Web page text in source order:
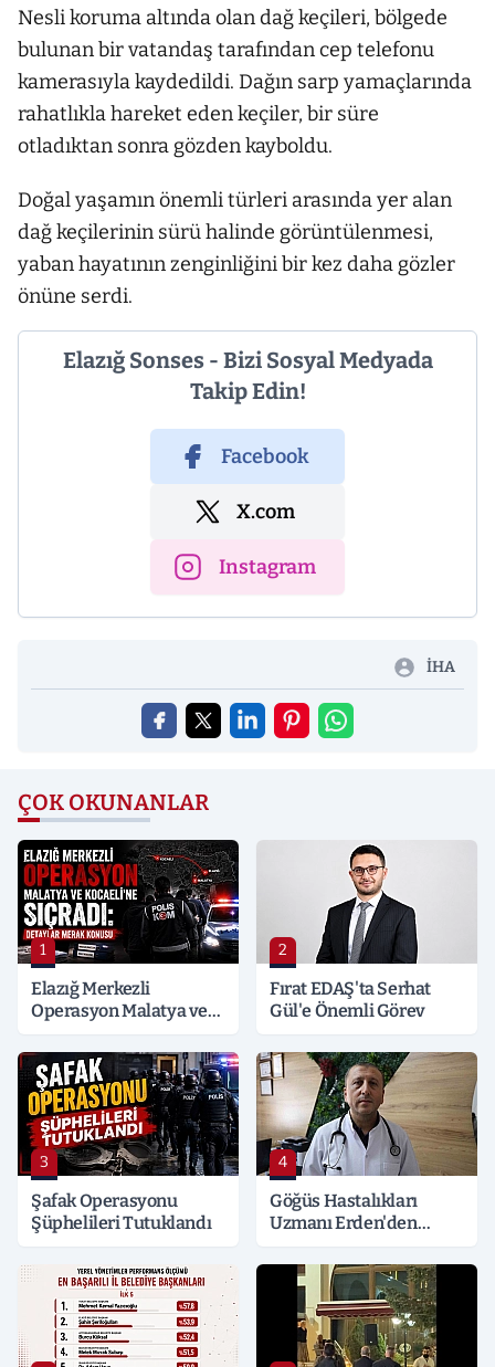
Nesli koruma altında olan dağ keçileri, bölgede
bulunan bir vatandaş tarafından cep telefonu
kamerasıyla kaydedildi. Dağın sarp yamaçlarında
rahatlıkla hareket eden keçiler, bir süre
otladıktan sonra gözden kayboldu.
Doğal yaşamın önemli türleri arasında yer alan
dağ keçilerinin sürü halinde görüntülenmesi,
yaban hayatının zenginliğini bir kez daha gözler
önüne serdi.
Elazığ Sonses - Bizi Sosyal Medyada
Takip Edin!
Facebook
X.com
Instagram
İHA
ÇOK OKUNANLAR
1
Elazığ Merkezli
Operasyon Malatya ve
Detaylar Merak Konusu
2
Fırat EDAŞ'ta Serhat
Gül'e Önemli Görev
3
Şafak Operasyonu
Şüphelileri Tutuklandı
4
Göğüs Hastalıkları
Uzmanı Erden'den